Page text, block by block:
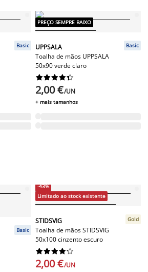
Basic
PREÇO SEMPRE BAIXO
UPPSALA
Toalha de mãos UPPSALA
50x90 verde claro
Basic






2,00 €/UN
+ mais tamanhos
Basic
-43%
Limitado ao stock existente
STIDSVIG
Toalha de mãos STIDSVIG
50x100 cinzento escuro
Gold






2,00 €/UN